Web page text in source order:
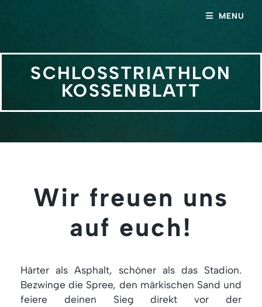
SCHLOSSTRIATHLON
KOSSENBLATT
Wir freuen uns
auf euch!
Härter als Asphalt, schöner als das Stadion.
Bezwinge die Spree, den märkischen Sand und
feiere deinen Sieg direkt vor der
MENU